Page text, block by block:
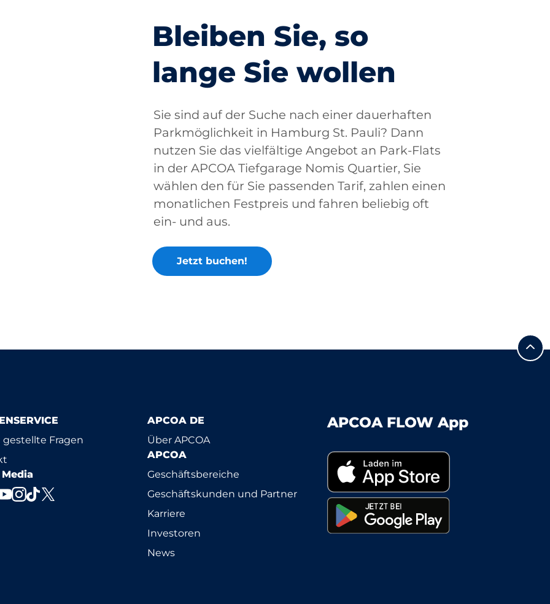
Bleiben Sie, so
lange Sie wollen
Sie sind auf der Suche nach einer dauerhaften
Parkmöglichkeit in Hamburg St. Pauli? Dann
nutzen Sie das vielfältige Angebot an Park-Flats
in der APCOA Tiefgarage Nomis Quartier, Sie
wählen den für Sie passenden Tarif, zahlen einen
monatlichen Festpreis und fahren beliebig oft
ein- und aus.
Jetzt buchen!
gestellte Fragen
APCOA DE
Über APCOA
APCOA
Geschäftsbereiche
Geschäftskunden und Partner
Karriere
Investoren
News
APCOA FLOW App